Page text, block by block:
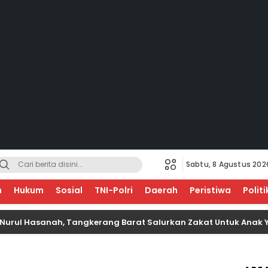
Sabtu, 8 Agustus
Hukum Sosial TNI-Polri Daerah Peristiwa
Tangkerang Barat Salurkan Zakat Untuk Anak Yatim